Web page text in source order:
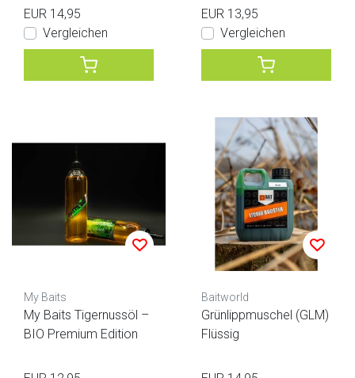
EUR 14,95
Vergleichen
EUR 13,95
Vergleichen
My Baits
My Baits Tigernussöl –
BIO Premium Edition
Baitworld
Grünlippmuschel (GLM)
Flüssig